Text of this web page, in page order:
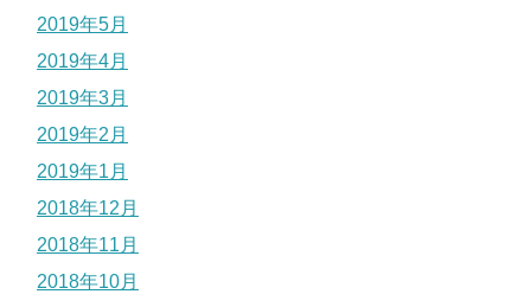
2019年5月
2019年4月
2019年3月
2019年2月
2019年1月
2018年12月
2018年11月
2018年10月